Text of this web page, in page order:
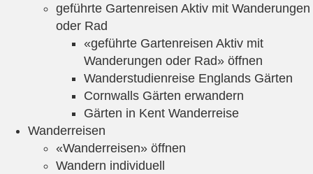
geführte Gartenreisen Aktiv mit Wanderungen
oder Rad
«geführte Gartenreisen Aktiv mit
Wanderungen oder Rad» öffnen
Wanderstudienreise Englands Gärten
Cornwalls Gärten erwandern
Gärten in Kent Wanderreise
Wanderreisen
«Wanderreisen» öffnen
Wandern individuell